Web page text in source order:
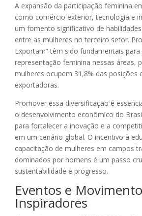
A expansão da participação feminina
como comércio exterior, tecnologia e
um fomento significativo de
entre as mulheres no terceiro setor.
Exportam” têm sido fundamentais
representação feminina nessas áreas,
mulheres ocupem 31,8% das posições
exportadoras.
Promover essa diversificação é
o desenvolvimento econômico do
para fortalecer a inovação e a
em um cenário global. O incentivo à
capacitação de mulheres em campos
dominados por homens é um passo
sustentabilidade e progresso.
Eventos e
Inspiradores